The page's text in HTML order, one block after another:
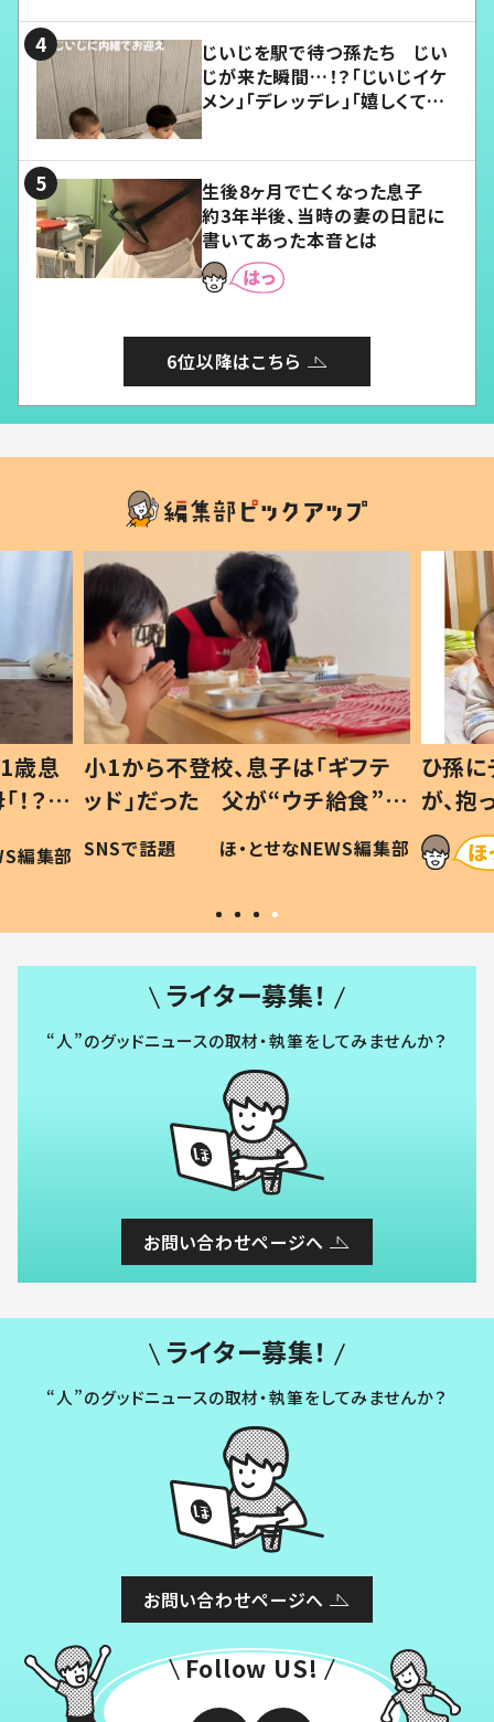
じいじを駅で待つ孫たち じい
じが来た瞬間…！？「じいじイケ
メン」「デレッデレ」「嬉しくて可
生後8ヶ月で亡くなった息子
約3年半後、当時の妻の日記に
書いてあった本音とは
6位以降はこちら
歳息
？」
編集部
小1から不登校、息子は「ギフテ
ッド」だった 父が“ウチ給食”を
作り続ける理由とは #令和の親
#令和の子
SNSで話題 ほ・とせなNEWS編集部
ひ孫
が、
「涙が
い」
ライター募集！
“人”のグッドニュースの取材・執筆をしてみませんか？
お問い合わせページへ
ライター募集！
“人”のグッドニュースの取材・執筆をしてみませんか？
お問い合わせページへ
Follow US!